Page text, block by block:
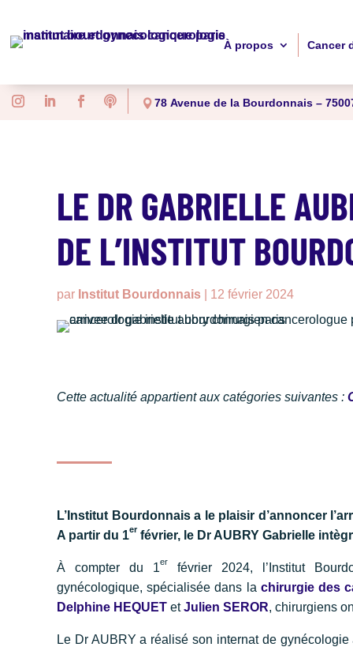
À propos Cancer
 78 Avenue de la Bourdonnais –
LE DR GABRIELLE
DE L’INSTITUT
par Institut Bourdonnais 12 février 2024
Cette actualité appartient aux catégories suivantes :
L’Institut Bourdonnais a le plaisir d’annoncer
A partir du 1er février, le Dr AUBRY Gabrielle
À compter du 1er
février 2024, l’Institut
gynécologique, spécialisée dans la chirurgie des
Delphine HEQUET etJulien SEROR, chirurgiens
Le Dr AUBRY a réalisé son internat de